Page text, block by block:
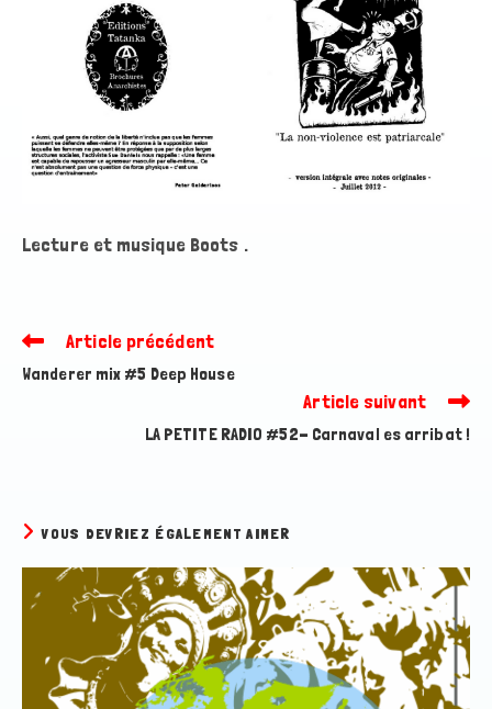
Lecture et musique Boots .
Read
articles
Article précédent
Wanderer mix #5 Deep House
Article suivant
LA PETITE RADIO #52- Carnaval es arribat !
VOUS DEVRIEZ ÉGALEMENT AIMER